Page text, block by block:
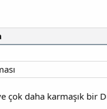
çok daha karmaşık bir